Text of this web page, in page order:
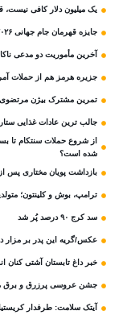
یک میلیون دلار کافی نیست،
جایزه قهرمان جام جهانی ۲۰۲۶ چقدر است؟
آخرین مأموریت دو مدعی
جزیره هرمز هم از حملات
تمرین مشترک بیژن مرتضوی
جالب ترین عادات غذایی
از شروع حملات سنتکام
شده است؟
بازداشت پویان مختاری پس
ترامپ، بوش و کلینتون؛ متولدین ۱۹۴۶ چگونه سیاست آمریکا را به تباهی
سد کرج ۹۰ درصد پُر شد
عکس/گریه این پدر بر مزار
خبر داغ تابستان آشتی کنان
جشن عروسی پرزرق و برق
آیتک سلامت: طرفدار